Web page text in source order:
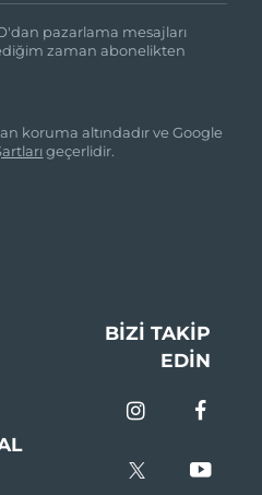
pazarlama mesajları
zaman abonelikten
koruma altındadır ve Google
geçerlidir.
BIZI TAKIP
EDIN